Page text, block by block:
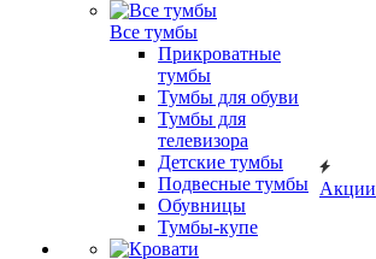
Все тумбы
Прикроватные
тумбы
Тумбы для обуви
Тумбы для
телевизора
Детские тумбы
Подвесные тумбы
Обувницы
Тумбы-купе
Акции